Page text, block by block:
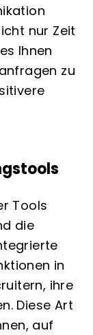
nur Zeit
Ihnen
zu
Tools
die
in
ihre
Diese Art
auf